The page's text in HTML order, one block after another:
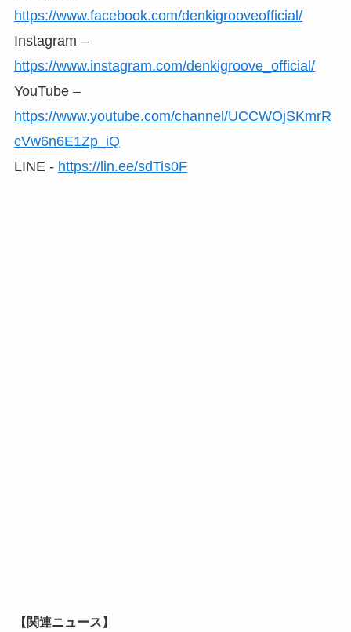
https://www.facebook.com/denkigrooveofficial/
Instagram –
https://www.instagram.com/denkigroove_official/
YouTube –
https://www.youtube.com/channel/UCCWOjSKmrR
cVw6n6E1Zp_iQ
LINE - https://lin.ee/sdTis0F
【関連ニュース】